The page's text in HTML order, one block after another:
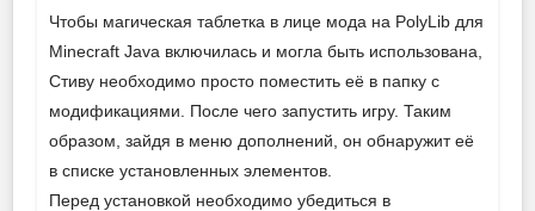
Чтобы магическая таблетка в лице мода на PolyLib для
Minecraft Java включилась и могла быть использована,
Стиву необходимо просто поместить её в папку с
модификациями. После чего запустить игру. Таким
образом, зайдя в меню дополнений, он обнаружит её
в списке установленных элементов.
Перед установкой необходимо убедиться в